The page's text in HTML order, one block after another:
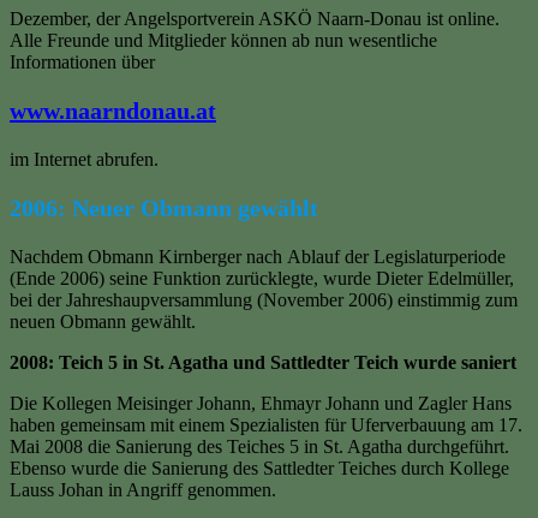
Dezember, der Angelsportverein ASKÖ Naarn-Donau ist online.
Alle Freunde und Mitglieder können ab nun wesentliche
Informationen über
www.naarndonau.at
im Internet abrufen.
2006: Neuer Obmann gewählt
Nachdem Obmann Kirnberger nach Ablauf der Legislaturperiode
(Ende 2006) seine Funktion zurücklegte, wurde Dieter Edelmüller,
bei der Jahreshaupversammlung (November 2006) einstimmig zum
neuen Obmann gewählt.
2008: Teich 5 in St. Agatha und Sattledter Teich wurde saniert
Die Kollegen Meisinger Johann, Ehmayr Johann und Zagler Hans
haben gemeinsam mit einem Spezialisten für Uferverbauung am 17.
Mai 2008 die Sanierung des Teiches 5 in St. Agatha durchgeführt.
Ebenso wurde die Sanierung des Sattledter Teiches durch Kollege
Lauss Johan in Angriff genommen.